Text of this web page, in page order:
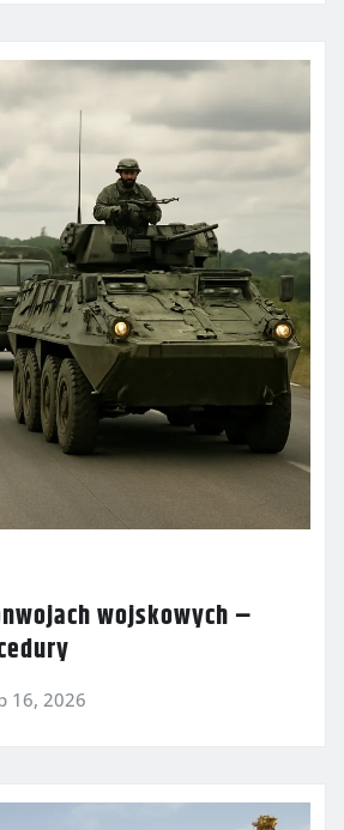
wojskowych –
16, 2026